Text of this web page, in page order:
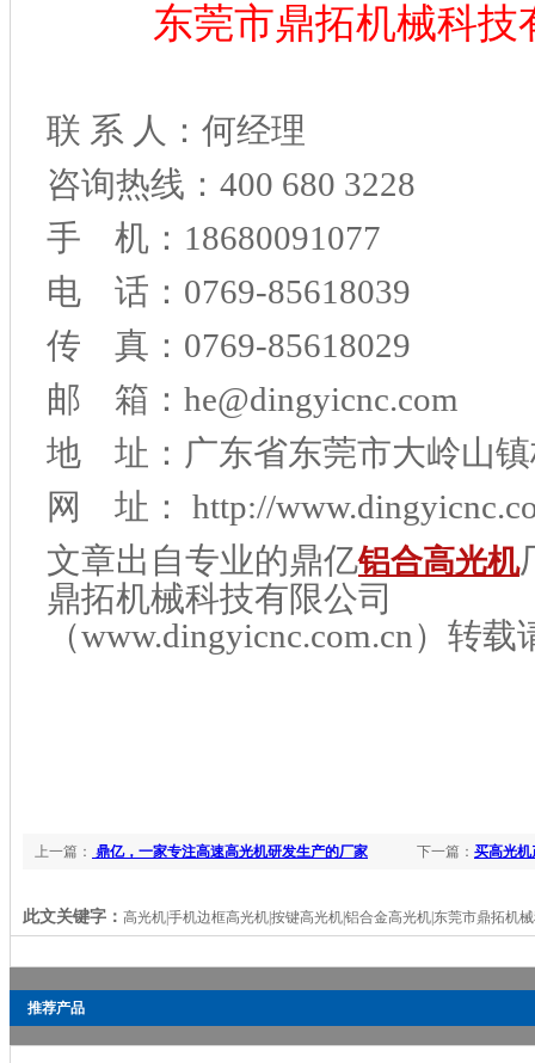
东莞市鼎拓机械科技
联 系 人：何经理
咨询热线：400 680 3228
手 机：18680091077
电 话：0769-85618039
传 真：0769-85618029
邮 箱：he@dingyicnc.com
地 址：广东省东莞市大岭山镇
网 址： http://
文章出自专业的鼎亿铝合高光机
鼎拓机械科技有限公司
（www.dingyicnc.com.cn）转
下一篇： 买高光机
上一篇： 鼎亿，一家专注高速高光机研发生产的厂家
此文关键字： 高光机|手机边框高光机|按键高光机|铝合金高光机|东莞市鼎拓机
推荐产品